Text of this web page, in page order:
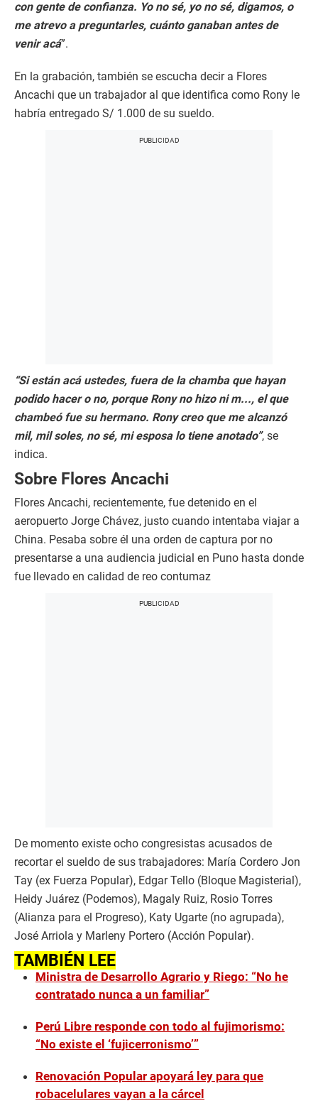
con gente de confianza. Yo no sé, yo no sé, digamos, o
me atrevo a preguntarles, cuánto ganaban antes de
venir acá”.
En la grabación, también se escucha decir a Flores
Ancachi que un trabajador al que identifica como Rony le
habría entregado S/ 1.000 de su sueldo.
“Si están acá ustedes, fuera de la chamba que hayan
podido hacer o no, porque Rony no hizo ni m..., el que
chambeó fue su hermano. Rony creo que me alcanzó
mil, mil soles, no sé, mi esposa lo tiene anotado”, se
indica.
Sobre Flores Ancachi
Flores Ancachi, recientemente, fue detenido en el
aeropuerto Jorge Chávez, justo cuando intentaba viajar a
China. Pesaba sobre él una orden de captura por no
presentarse a una audiencia judicial en Puno hasta donde
fue llevado en calidad de reo contumaz
De momento existe ocho congresistas acusados de
recortar el sueldo de sus trabajadores: María Cordero Jon
Tay (ex Fuerza Popular), Edgar Tello (Bloque Magisterial),
Heidy Juárez (Podemos), Magaly Ruiz, Rosio Torres
(Alianza para el Progreso), Katy Ugarte (no agrupada),
José Arriola y Marleny Portero (Acción Popular).
TAMBIÉN LEE
Ministra de Desarrollo Agrario y Riego: “No he
contratado nunca a un familiar”
Perú Libre responde con todo al fujimorismo:
“No existe el ‘fujicerronismo’”
Renovación Popular apoyará ley para que
robacelulares vayan a la cárcel